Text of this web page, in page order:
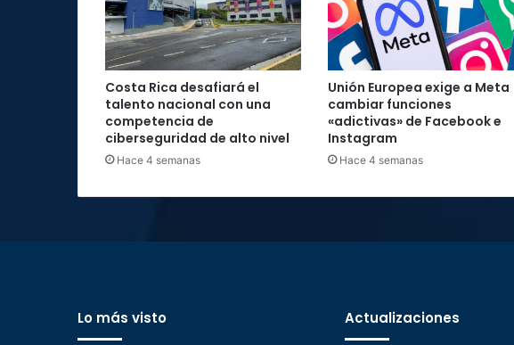
Costa Rica desafiará el
talento nacional con una
competencia de
ciberseguridad de alto nivel
Hace 4 semanas
Unión Europea exige a Meta
cambiar funciones
«adictivas» de Facebook e
Instagram
Hace 4 semanas
Lo más visto Actualizaciones